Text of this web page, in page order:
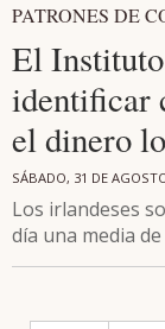
PATRONES DE
El
identificar
el dinero
SÁBADO, 31 DE
Los irlandeses
día una media